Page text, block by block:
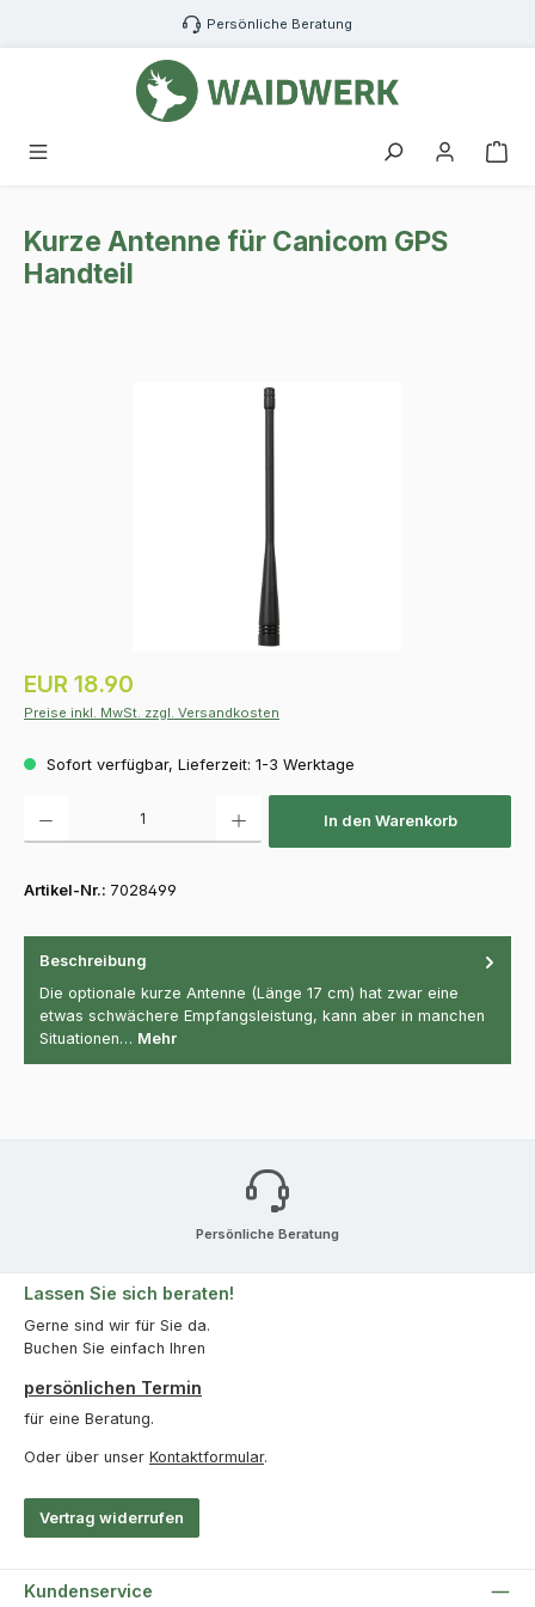
Zum Hauptinhalt springen Persönliche Beratung
Kurze Antenne für Canicom GPS
Handteil
Regulärer Preis:
EUR 18.90
Preise inkl. MwSt. zzgl. Versandkosten
Sofort verfügbar, Lieferzeit: 1-3 Werktage
In den Warenkorb
Artikel-Nr.: 7028499
Beschreibung
Die optionale kurze Antenne (Länge 17 cm) hat zwar eine
etwas schwächere Empfangsleistung, kann aber in manchen
Situationen… Mehr
Persönliche Beratung
Lassen Sie sich beraten!
Gerne sind wir für Sie da.
Buchen Sie einfach Ihren
persönlichen Termin
für eine Beratung.
Oder über unser Kontaktformular.
Vertrag widerrufen
Kundenservice